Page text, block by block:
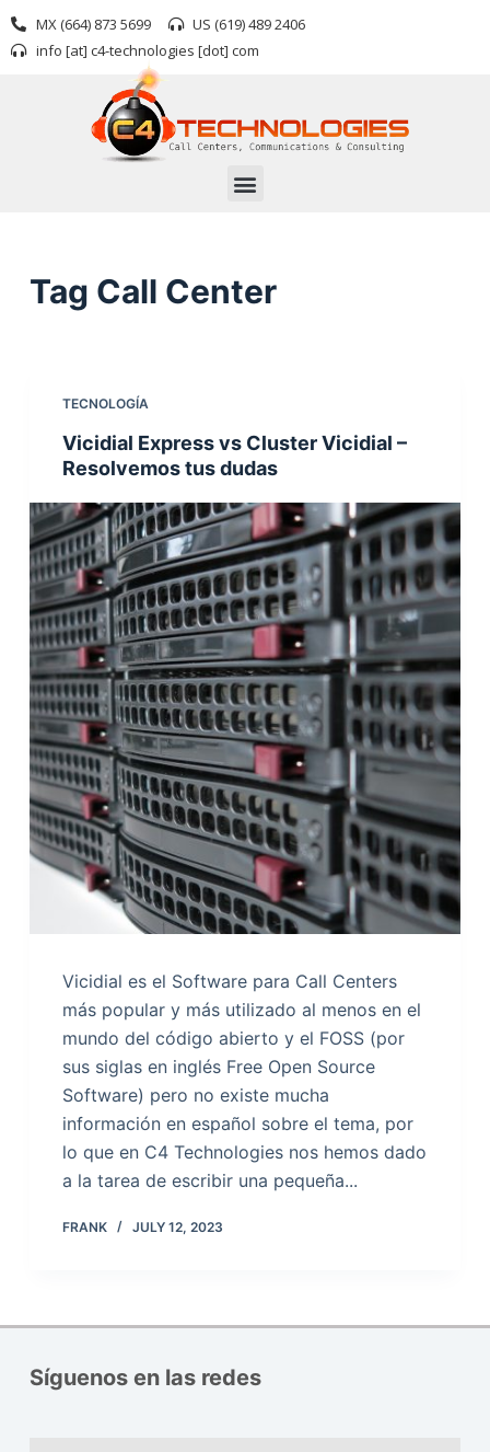
S
k
MX (664) 873 5699
US (619) 489 2406
info [at] c4-technologies [dot] com
Tag Call Center
TECNOLOGÍA
Vicidial Express vs Cluster Vicidial –
Resolvemos tus dudas
Vicidial es el Software para Call Centers
más popular y más utilizado al menos en el
mundo del código abierto y el FOSS (por
sus siglas en inglés Free Open Source
Software) pero no existe mucha
información en español sobre el tema, por
lo que en C4 Technologies nos hemos dado
a la tarea de escribir una pequeña...
FRANK JULY 12, 2023
Síguenos en las redes